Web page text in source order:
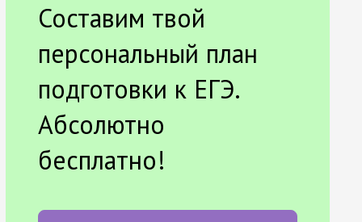
Составим твой
персональный план
подготовки к ЕГЭ.
Абсолютно
бесплатно!